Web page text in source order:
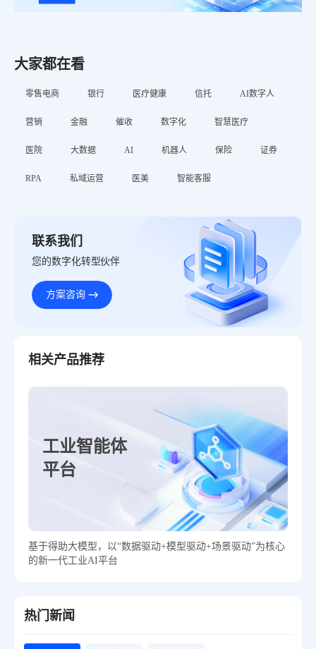
大家都在看
零售电商 银行 医疗健康 信托 AI数字人
营销 金融 催收 数字化 智慧医疗
医院 大数据 AI 机器人 保险 证券
RPA 私域运营 医美 智能客服
联系我们
您的数字化转型伙伴
方案咨询
相关产品推荐
工业智能体
平台
基于得助大模型，以“数据驱动+模型驱动+场景驱动”为核心
的新一代工业AI平台
热门新闻